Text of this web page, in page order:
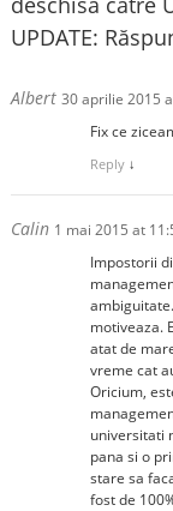
UPDATE:
Albert 30 aprilie 2015
Fix ce
Reply ↓
Calin 1 mai 2015 at
Impostorii
motiveaza.
atat de
vreme cat
Oricium,
universitati
pana si o
stare sa
fost de